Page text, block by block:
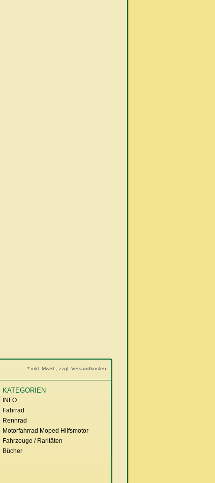
* inkl. MwSt., zzgl. Versandkosten
KATEGORIEN
INFO
Fahrrad
Rennrad
Motorfahrrad Moped Hilfsmotor
Fahrzeuge / Raritäten
Bücher